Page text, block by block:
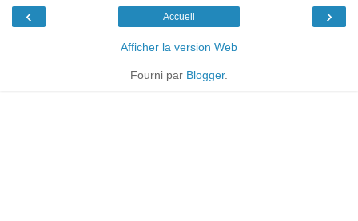
‹ ›
Accueil
Afficher la version Web
Fourni par Blogger.